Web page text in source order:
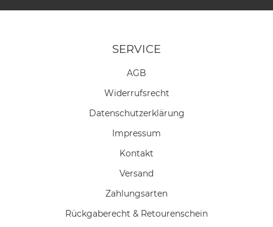
SERVICE
AGB
Widerrufs­recht
Daten­schutz­erklärung
Impressum
Kontakt
Versand
Zahlungsarten
Rückgaberecht & Retourenschein